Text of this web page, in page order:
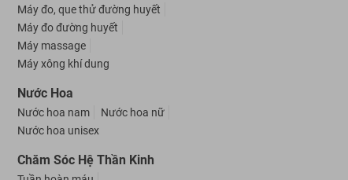
Máy đo, que thử đường huyết
Máy đo đường huyết
Máy massage
Máy xông khí dung
Nước Hoa
Nước hoa nam
Nước hoa nữ
Nước hoa unisex
Chăm Sóc Hệ Thần Kinh